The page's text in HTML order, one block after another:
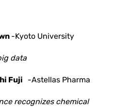
-Kyoto University
data
Fuji -Astellas Pharma
recognizes chemical